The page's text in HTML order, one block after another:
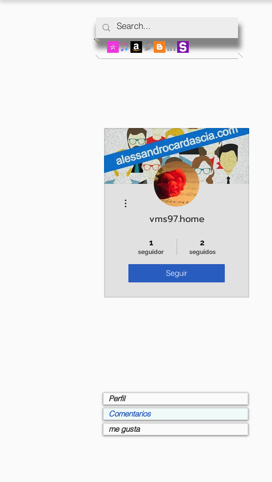
vms97.home
1
seguidor
2
seguidos
Seguir
Más acciones
Perfil
Comentarios
me gusta